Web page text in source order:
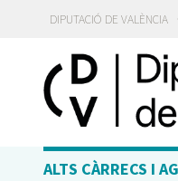
DIPUTACIÓ DE VALÈNCIA
ALTS CÀRRECS I